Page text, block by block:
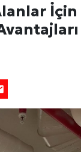
İçin